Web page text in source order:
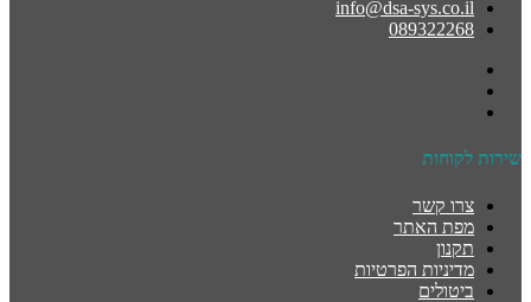
info@dsa-sys.co.il
089322268
שירות לקוחות
צרו קשר
מפת האתר
תקנון
מדיניות הפרטיות
ביטולים